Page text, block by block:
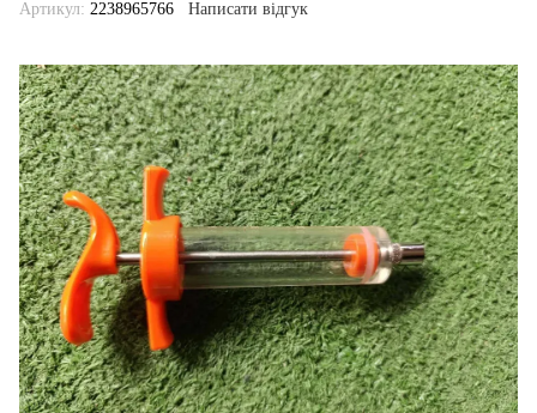
Артикул: 2238965766 Написати відгук